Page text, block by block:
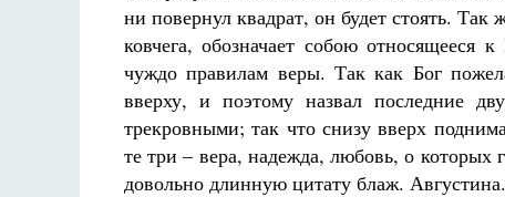
ни повернул квадрат, он будет стоять. Так
ковчега, обозначает собою относящееся
чуждо правилам веры. Так как Бог
вверху, и поэтому назвал последние
трекровными; так что снизу вверх
те три – вера, надежда, любовь, о
довольно длинную цитату блаж.